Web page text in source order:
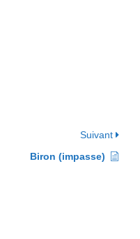
Suivant
Biron (impasse)